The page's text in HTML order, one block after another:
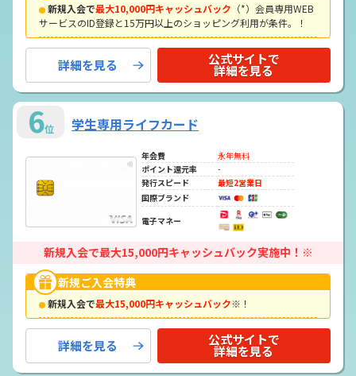
新規入会で最大10,000円キャッシュバック （*）会員専用WEB
サービスのID登録と15万円以上のショッピング利用が条件。！
詳細を見る 公式サイトで
詳細を見る
6位 学生専用ライフカード
年会費
永年無料
ポイント還元率
-
発行スピード
最短2営業日
国際ブランド
電子マネー
新規入会で最大15,000円キャッシュバック実施中！※
新規ご入会特典
新規入会で最大15,000円キャッシュバック※！
詳細を見る 公式サイトで
詳細を見る